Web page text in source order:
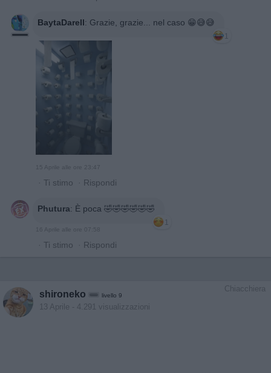
BaytaDarell: Grazie, grazie... nel caso 😁😅😅
1
15 Aprile alle ore 23:47
· Ti stimo · Rispondi
Phutura: È poca 🤣🤣🤣🤣🤣🤣
1
16 Aprile alle ore 07:58
· Ti stimo · Rispondi
Chiacchiera
shironeko livello 9
13 Aprile - 4.291 visualizzazioni